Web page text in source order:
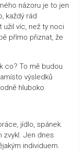
názoru je to jen
každý rád
užil víc, než ty noci
přímo přiznat, že
co? To mě budou
výsledků
hluboko.
jídlo, spánek.
zvykl. Jen dnes
individuem.